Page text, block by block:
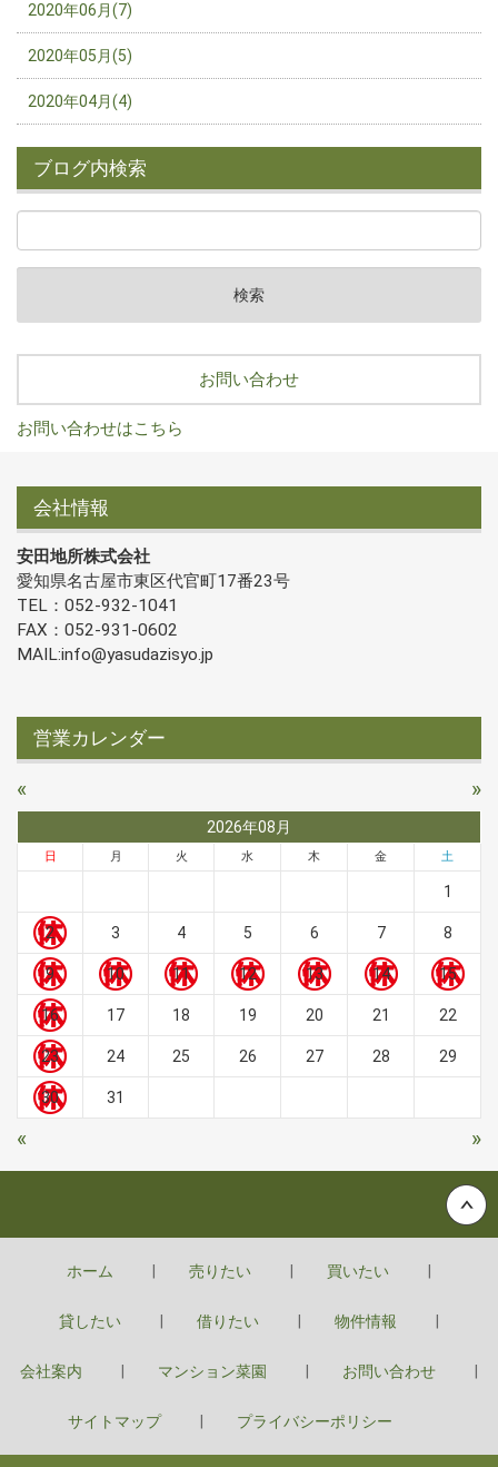
2020年06月(7)
2020年05月(5)
2020年04月(4)
ブログ内検索
お問い合わせ
お問い合わせはこちら
会社情報
安田地所株式会社
愛知県名古屋市東区代官町17番23号
TEL：052-932-1041
FAX：052-931-0602
MAIL:info@yasudazisyo.jp
営業カレンダー
« »
2026年08月
日 月 火 水 木 金 土
1
2 3 4 5 6 7 8
9 10 11 12 13 14 15
16 17 18 19 20 21 22
23 24 25 26 27 28 29
30 31
« »
ホーム 売りたい 買いたい
貸したい 借りたい 物件情報
会社案内 マンション菜園 お問い合わせ
サイトマップ プライバシーポリシー